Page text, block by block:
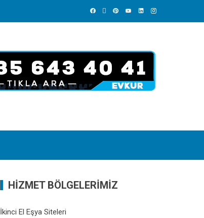
HİZMET BÖLGELERİMİZ
İkinci El Eşya Siteleri